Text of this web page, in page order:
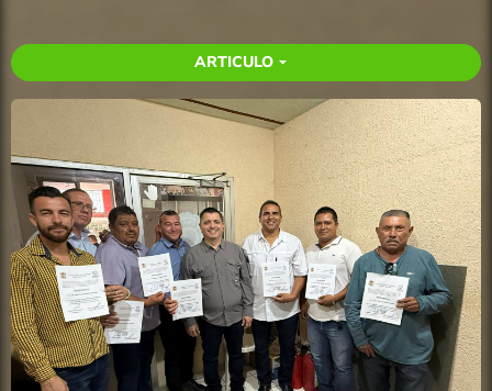
ARTICULO arrow_drop_down